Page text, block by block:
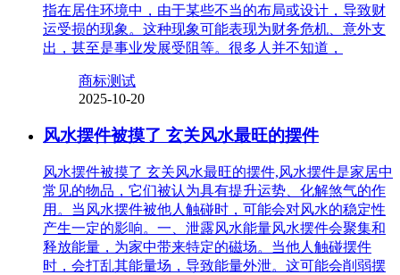
指在居住环境中，由于某些不当的布局或设计，导致财
运受损的现象。这种现象可能表现为财务危机、意外支
出，甚至是事业发展受阻等。很多人并不知道，
商标测试
2025-10-20
风水摆件被摸了 玄关风水最旺的摆件
风水摆件被摸了 玄关风水最旺的摆件,风水摆件是家居中
常见的物品，它们被认为具有提升运势、化解煞气的作
用。当风水摆件被他人触碰时，可能会对风水的稳定性
产生一定的影响。一、泄露风水能量风水摆件会聚集和
释放能量，为家中带来特定的磁场。当他人触碰摆件
时，会打乱其能量场，导致能量外泄。这可能会削弱摆